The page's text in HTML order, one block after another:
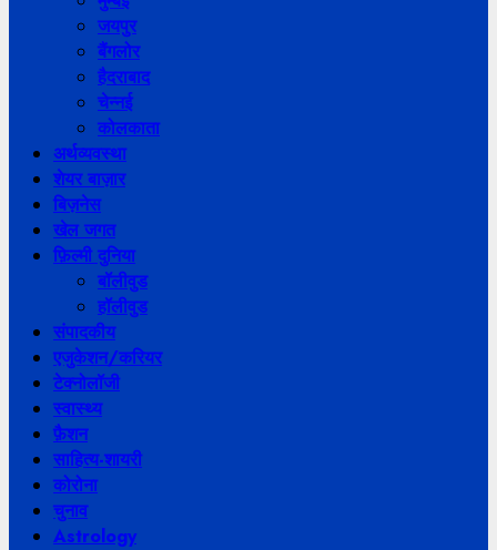
जयपुर
बैंगलोर
हैदराबाद
चेन्नई
कोलकाता
अर्थव्यवस्था
शेयर बाज़ार
बिज़नेस
खेल जगत
फ़िल्मी दुनिया
बॉलीवुड
हॉलीवुड
संपादकीय
एजुकेशन/करियर
टेक्नोलॉजी
स्वास्थ्य
फ़ैशन
साहित्य-शायरी
कोरोना
चुनाव
Astrology